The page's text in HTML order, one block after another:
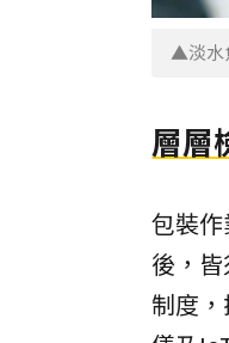
▲淡水
層層
包裝
後，
制度